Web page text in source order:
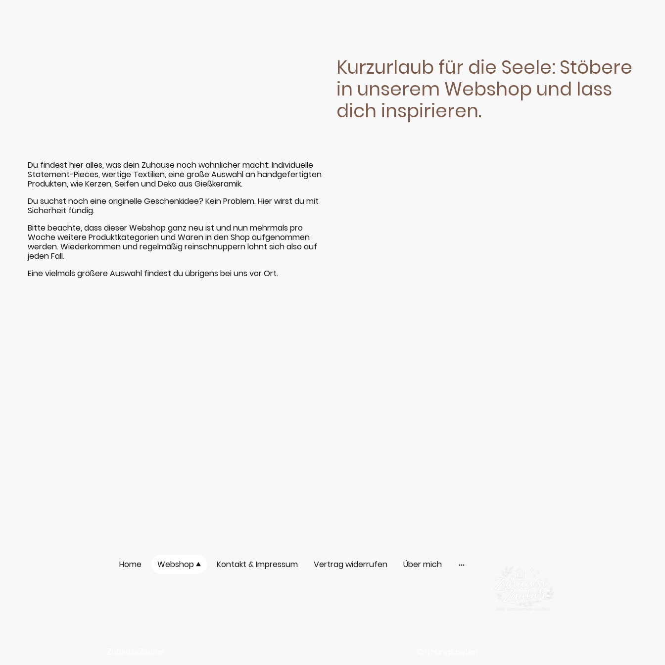
Kurzurlaub für die Seele: Stöbere
in unserem Webshop und lass
dich inspirieren.
Du findest hier alles, was dein Zuhause noch wohnlicher macht: Individuelle
Statement-Pieces, wertige Textilien, eine große Auswahl an handgefertigten
Produkten, wie Kerzen, Seifen und Deko aus Gießkeramik.
Du suchst noch eine originelle Geschenkidee? Kein Problem. Hier wirst du mit
Sicherheit fündig.
Bitte beachte, dass dieser Webshop ganz neu ist und nun mehrmals pro
Woche weitere Produktkategorien und Waren in den Shop aufgenommen
werden. Wiederkommen und regelmäßig reinschnuppern lohnt sich also auf
jeden Fall.
Eine vielmals größere Auswahl findest du übrigens bei uns vor Ort.
Home Webshop Kontakt & Impressum Vertrag widerrufen Über mich